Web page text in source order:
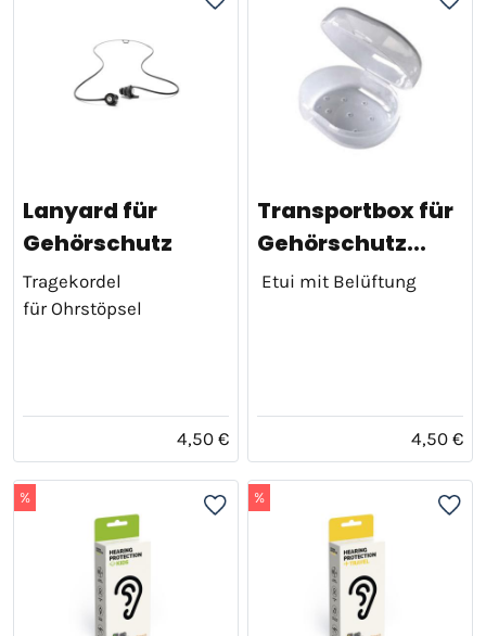
Lanyard für
Gehörschutz
Tragekordel
für Ohrstöpsel
4,50 €
Transportbox für
Gehörschutz...
Etui mit Belüftung
4,50 €
% %